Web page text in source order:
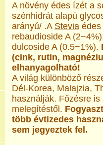
A növény édes ízét a
szénhidrát alapú
arányú/ .A Stevia
rebaudioside A
dulcoside A (0.5−1%).
(cink, rutin,
elhanyagolható!
A világ különböző
Dél-Korea, Malajzia,
használják. Főzésre
melegítéstől.
több évtizedes
sem jegyeztek fel.